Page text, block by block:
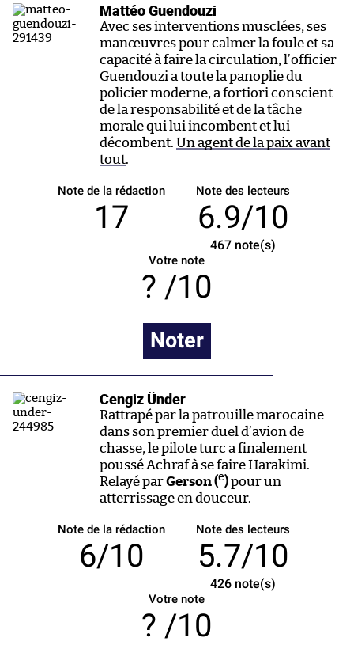
Mattéo Guendouzi
Avec ses interventions musclées, ses
manœuvres pour calmer la foule et sa
capacité à faire la circulation, l’officier
Guendouzi a toute la panoplie du
policier moderne, a fortiori conscient
de la responsabilité et de la tâche
morale qui lui incombent et lui
décombent. Un agent de la paix avant
tout.
Note de la rédaction
17
Note des lecteurs
6.9/10
467note(s)
Votre note
/10
Noter
Cengiz Ünder
Rattrapé par la patrouille marocaine
dans son premier duel d’avion de
chasse, le pilote turc a finalement
poussé Achraf à se faire Harakimi.
Relayé parGerson (e)pour un
atterrissage en douceur.
Note de la rédaction
6/10
Note des lecteurs
5.7/10
426note(s)
Votre note
/10